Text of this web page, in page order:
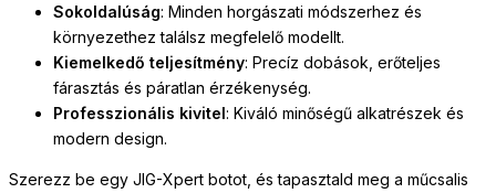
Sokoldalúság: Minden horgászati módszerhez és
környezethez találsz megfelelő modellt.
Kiemelkedő teljesítmény: Precíz dobások, erőteljes
fárasztás és páratlan érzékenység.
Professzionális kivitel: Kiváló minőségű alkatrészek és
modern design.
Szerezz be egy JIG-Xpert botot, és tapasztald meg a műcsalis